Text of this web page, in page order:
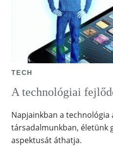
TECH
A technológiai
Napjainkban a technológia
társadalmunkban, életünk
aspektusát áthatja.